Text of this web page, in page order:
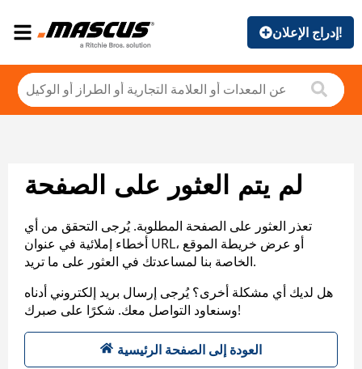
إدراج الإعلان!
لم يتم العثور على الصفحة
تعذر العثور على الصفحة المطلوبة. يُرجى التحقق من أي
أخطاء إملائية في عنوان URL، أو عرض خريطة الموقع
الخاصة بنا لمساعدتك في العثور على ما تريد.
هل لديك أي مشكلة أخرى؟ يُرجى إرسال بريد إلكتروني أدناه
وسنعاود التواصل معك. شكرًا على صبرك!
العودة إلى الصفحة الرئيسية